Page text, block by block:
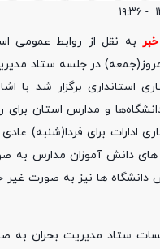
- ۱۹:۳۶
به نقل از روابط عمومی
در جلسه ستاد
استانداری برگزار شد با
و مدارس استان
ادارات برای فردا(شنبه)
دانش آموزان مدارس به
دانشگاه‌ ها نیز به صورت غیر
ستاد مدیریت بحران به